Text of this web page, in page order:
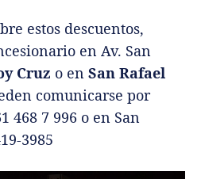
estos descuentos,
en Av. San
Cruz o en San Rafael
comunicarse por
468 7 996 o en San
3985